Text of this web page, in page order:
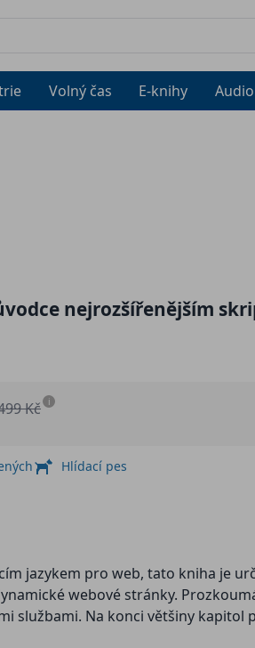
Volný čas E-knihy
nejrozšířenějším
Kč i
Hlídací pes
jazykem pro web, tato kniha je
webové stránky.
službami. Na konci většiny